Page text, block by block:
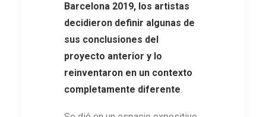
Barcelona 2019, los artistas
decidieron definir algunas de
sus conclusiones del
proyecto anterior y lo
reinventaron en un contexto
completamente diferente.